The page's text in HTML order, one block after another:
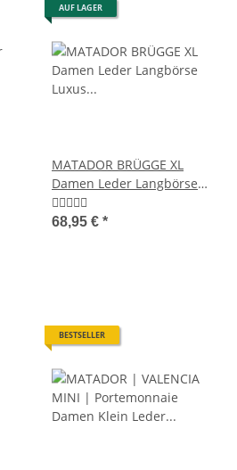
AUF LAGER
MATADOR BRÜGGE XL
Damen Leder Langbörse
Luxus Geldbörse RFID
68,95 € *
BESTSELLER